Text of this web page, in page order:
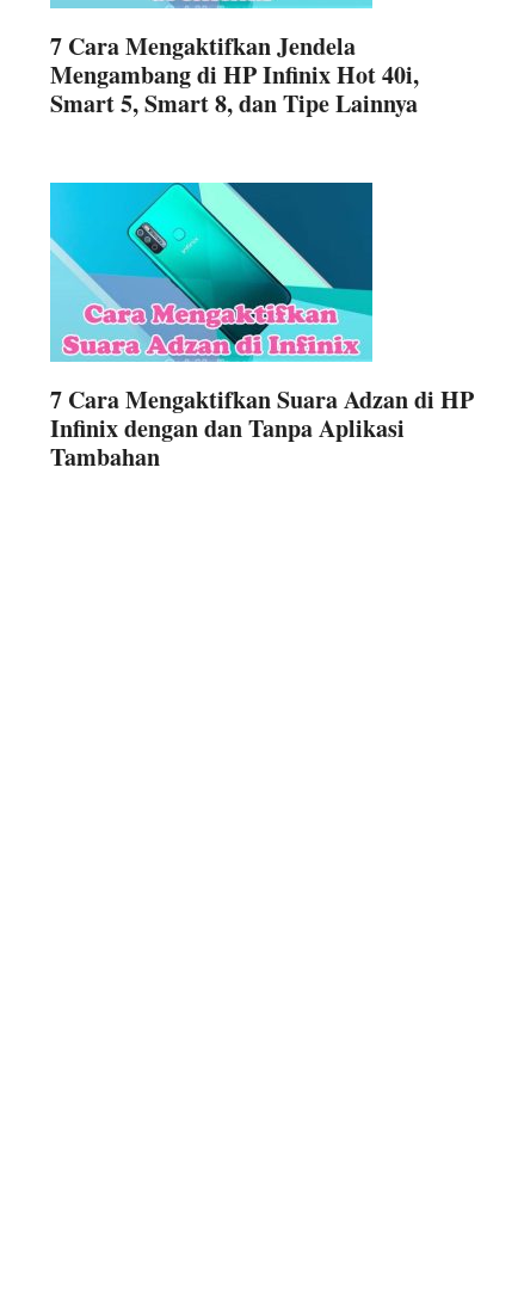
7 Cara Mengaktifkan Jendela
Mengambang di HP Infinix Hot 40i,
Smart 5, Smart 8, dan Tipe Lainnya
7 Cara Mengaktifkan Suara Adzan di HP
Infinix dengan dan Tanpa Aplikasi
Tambahan